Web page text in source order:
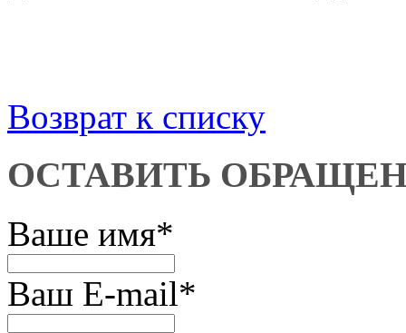
Возврат к списку
ОСТАВИТЬ
Ваше имя*
Ваш E-mail*